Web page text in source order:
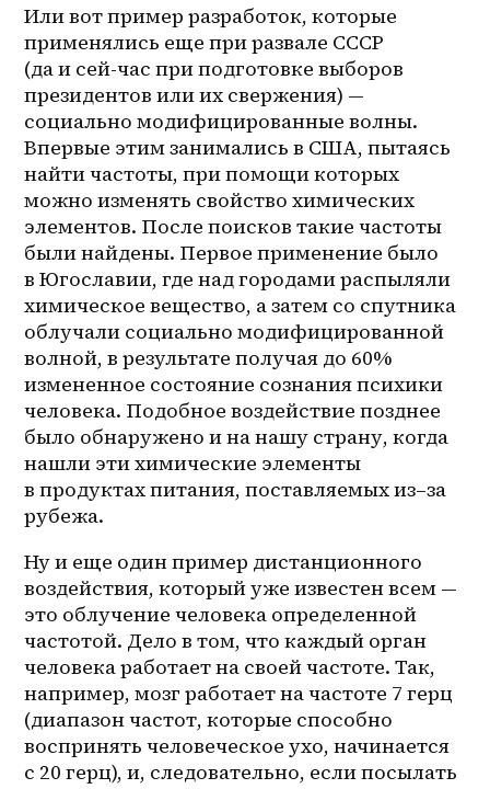
Или вот пример разработок, которые
применялись еще при развале СССР
(да и сей-час при подготовке выборов
президентов или их свержения) —
социально модифицированные волны.
Впервые этим занимались в США, пытаясь
найти частоты, при помощи которых
можно изменять свойство химических
элементов. После поисков такие частоты
были найдены. Первое применение было
в Югославии, где над городами распыляли
химическое вещество, а затем со спутника
облучали социально модифицированной
волной, в результате получая до 60%
измененное состояние сознания психики
человека. Подобное воздействие позднее
было обнаружено и на нашу страну, когда
нашли эти химические элементы
в продуктах питания, поставляемых из–за
рубежа.
Ну и еще один пример дистанционного
воздействия, который уже известен всем —
это облучение человека определенной
частотой. Дело в том, что каждый орган
человека работает на своей частоте. Так,
например, мозг работает на частоте 7 герц
(диапазон частот, которые способно
воспринять человеческое ухо, начинается
с 20 герц), и, следовательно, если посылать